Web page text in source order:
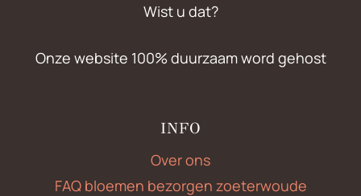
Wist u dat?
Onze website 100% duurzaam word gehost
INFO
Over ons
FAQ bloemen bezorgen zoeterwoude